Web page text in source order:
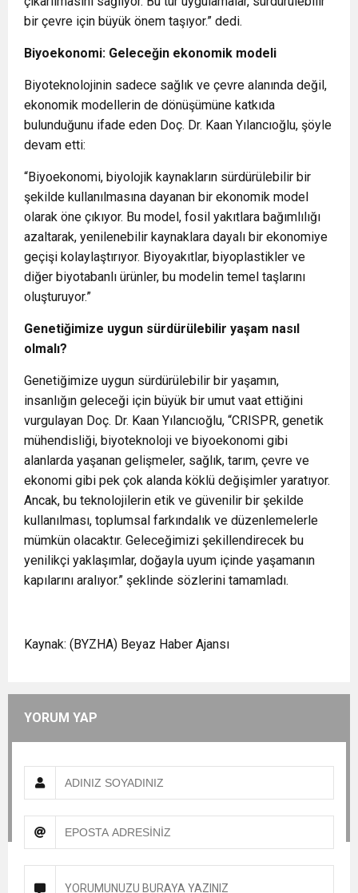
bir çevre için büyük önem taşıyor.” dedi.
Biyoekonomi: Geleceğin ekonomik modeli
Biyoteknolojinin sadece sağlık ve çevre alanında değil,
ekonomik modellerin de dönüşümüne katkıda
bulunduğunu ifade eden Doç. Dr. Kaan Yılancıoğlu, şöyle
devam etti:
“Biyoekonomi, biyolojik kaynakların sürdürülebilir bir
şekilde kullanılmasına dayanan bir ekonomik model
olarak öne çıkıyor. Bu model, fosil yakıtlara bağımlılığı
azaltarak, yenilenebilir kaynaklara dayalı bir ekonomiye
geçişi kolaylaştırıyor. Biyoyakıtlar, biyoplastikler ve
diğer biyotabanlı ürünler, bu modelin temel taşlarını
oluşturuyor.”
Genetiğimize uygun sürdürülebilir yaşam nasıl
olmalı?
Genetiğimize uygun sürdürülebilir bir yaşamın,
insanlığın geleceği için büyük bir umut vaat ettiğini
vurgulayan Doç. Dr. Kaan Yılancıoğlu, “CRISPR, genetik
mühendisliği, biyoteknoloji ve biyoekonomi gibi
alanlarda yaşanan gelişmeler, sağlık, tarım, çevre ve
ekonomi gibi pek çok alanda köklü değişimler yaratıyor.
Ancak, bu teknolojilerin etik ve güvenilir bir şekilde
kullanılması, toplumsal farkındalık ve düzenlemelerle
mümkün olacaktır. Geleceğimizi şekillendirecek bu
yenilikçi yaklaşımlar, doğayla uyum içinde yaşamanın
kapılarını aralıyor.” şeklinde sözlerini tamamladı.
Kaynak: (BYZHA) Beyaz Haber Ajansı
YORUM YAP